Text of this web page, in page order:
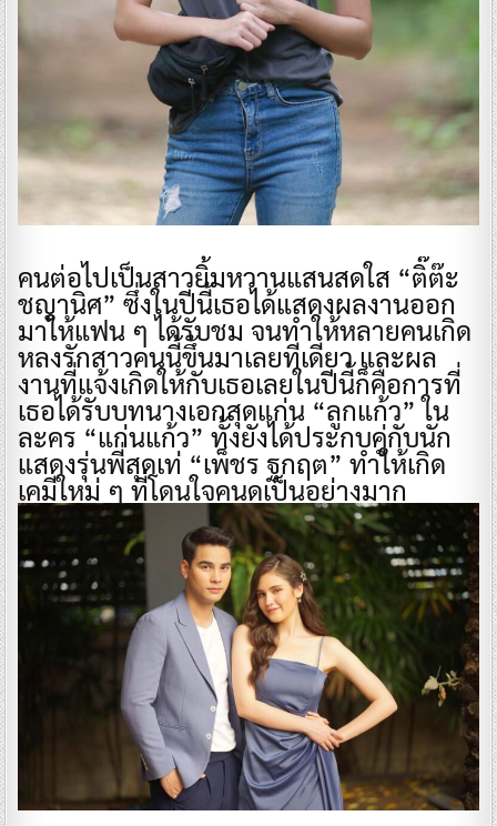
​คนต่อไปเป็นสาวยิ้มหวานแสนสดใส “ติ๊ต๊ะ
ชญานิศ” ซึ่งในปีนี้เธอได้แสดงผลงานออก
มาให้แฟน ๆ ได้รับชม จนทำให้หลายคนเกิด
หลงรักสาวคนนี้ขึ้นมาเลยทีเดียว และผล
งานที่แจ้งเกิดให้กับเธอเลยในปีนี้ก็คือการที่
เธอได้รับบทนางเอกสุดแก่น “ลูกแก้ว” ใน
ละคร “แก่นแก้ว” ทั้งยังได้ประกบคู่กับนัก
แสดงรุ่นพี่สุดเท่ “เพ็ชร ฐกฤต” ทำให้เกิด
เคมีใหม่ ๆ ที่โดนใจคนดูเป็นอย่างมาก